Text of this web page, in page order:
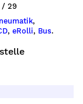
/ 29
,
, eRolli, Bus.